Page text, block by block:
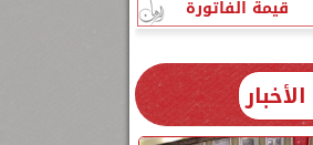
قيمة الفاتورة